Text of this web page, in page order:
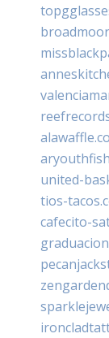
united-
tios-
cafecito-